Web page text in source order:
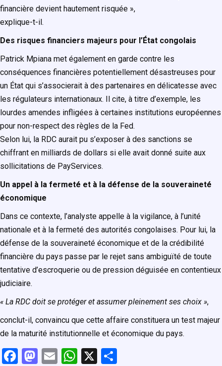
financière devient hautement risquée »,
explique-t-il.
Des risques financiers majeurs pour l’État congolais
Patrick Mpiana met également en garde contre les
conséquences financières potentiellement désastreuses pour
un État qui s’associerait à des partenaires en délicatesse avec
les régulateurs internationaux. Il cite, à titre d’exemple, les
lourdes amendes infligées à certaines institutions européennes
pour non-respect des règles de la Fed.
Selon lui, la RDC aurait pu s’exposer à des sanctions se
chiffrant en milliards de dollars si elle avait donné suite aux
sollicitations de PayServices.
Un appel à la fermeté et à la défense de la souveraineté
économique
Dans ce contexte, l’analyste appelle à la vigilance, à l’unité
nationale et à la fermeté des autorités congolaises. Pour lui, la
défense de la souveraineté économique et de la crédibilité
financière du pays passe par le rejet sans ambiguïté de toute
tentative d’escroquerie ou de pression déguisée en contentieux
judiciaire.
« La RDC doit se protéger et assumer pleinement ses choix »,
conclut-il, convaincu que cette affaire constituera un test majeur
de la maturité institutionnelle et économique du pays.
F
M E
W X